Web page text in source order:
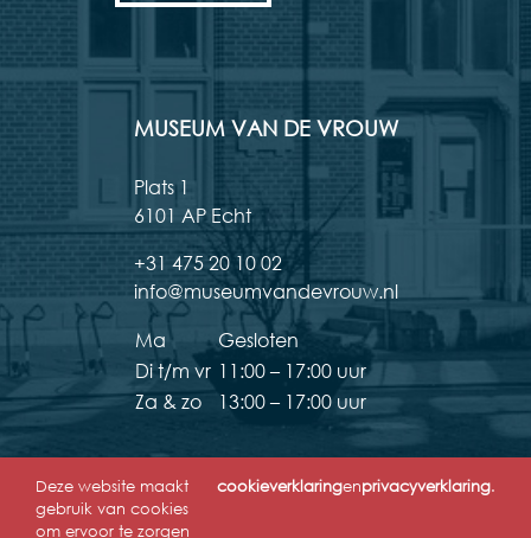
MUSEUM VAN DE VROUW
Plats 1
6101 AP Echt
+31 475 20 10 02
info@museumvandevrouw.nl
Ma
Gesloten
Di t/m vr 11:00 – 17:00 uur
Za & zo
13:00 – 17:00 uur
Deze website maakt
gebruik van cookies
om ervoor te zorgen
cookieverklaringenprivacyverklaring.